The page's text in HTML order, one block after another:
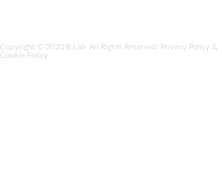
Copyright © 2020 B.Lab. All Rights Reserved. Privacy Policy &
Cookie Policy